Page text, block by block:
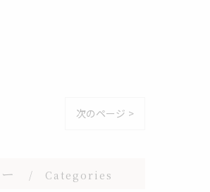
次のページ >
Categories